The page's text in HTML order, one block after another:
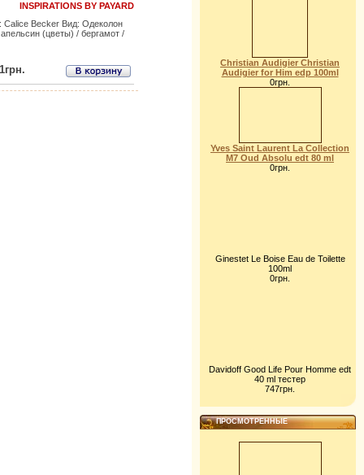
INSPIRATIONS BY PAYARD
Calice Becker Вид: Одеколон
(цветы) / бергамот /
Christian Audigier Christian
Audigier for Him edp 100ml
0грн.
Yves Saint Laurent La Collection
M7 Oud Absolu edt 80 ml
0грн.
Ginestet Le Boise Eau de Toilette
100ml
0грн.
Davidoff Good Life Pour Homme edt
40 ml тестер
747грн.
ПРОСМОТРЕННЫЕ